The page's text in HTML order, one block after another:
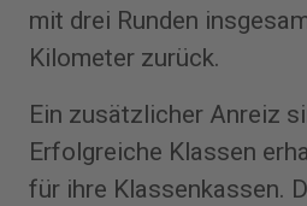
mit drei Runden
Kilometer zurück.
Ein zusätzlicher Anreiz
Erfolgreiche Klassen
für ihre Klassenkassen.